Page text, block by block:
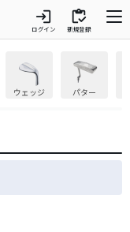
login
ログイン
inventory
新規登録
ウェッジ パター